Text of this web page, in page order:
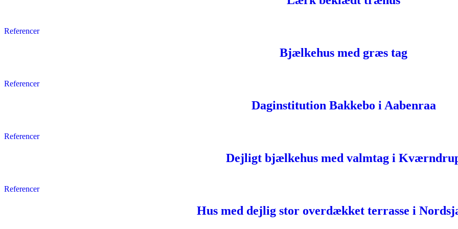
Referencer
Bjælkehus med græs tag
Referencer
Daginstitution Bakkebo i Aabenraa
Referencer
Dejligt bjælkehus med valmtag i
Referencer
Hus med dejlig stor overdækket terrasse i